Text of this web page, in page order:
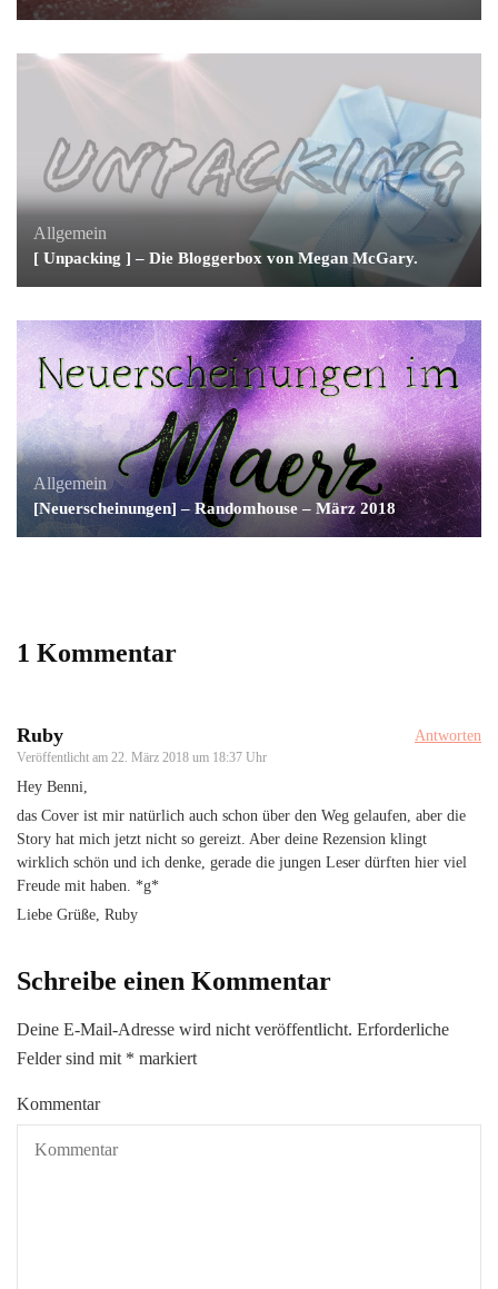
Allgemein
[ Unpacking ] – Die Bloggerbox von Megan McGary.
Allgemein
[Neuerscheinungen] – Randomhouse – März 2018
1 Kommentar
Ruby
Veröffentlicht am 22. März 2018 um 18:37 Uhr
Antworten
Hey Benni,
das Cover ist mir natürlich auch schon über den Weg gelaufen, aber die
Story hat mich jetzt nicht so gereizt. Aber deine Rezension klingt
wirklich schön und ich denke, gerade die jungen Leser dürften hier viel
Freude mit haben. *g*
Liebe Grüße, Ruby
Schreibe einen Kommentar
Deine E-Mail-Adresse wird nicht veröffentlicht. Erforderliche
Felder sind mit * markiert
Kommentar